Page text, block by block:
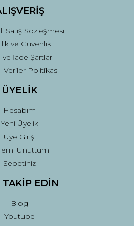
Satış Sözleşmesi
ve Güvenlik
İade Şartları
Veriler Politikası
ÜYELİK
Hesabım
Yeni Üyelik
Üye Girişi
Unuttum
Sepetiniz
TAKİP EDİN
Blog
Youtube